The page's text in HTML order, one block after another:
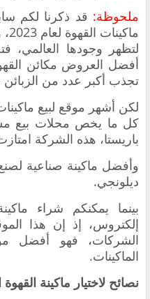
ملحوظة: قد ذكرنا لكم
لتظهر وجودها
أفضل العروض مكائن
تجذب أكبر عدد من الزبائن
لكن أشهر موقع لبيع
كل ما يخص محلات بيع
باريستا، هذه الشركة
وأفضل ماكينة صناعية
ديلونجي.
بينما يمكنكم شراء
إلكتروس، إذ إن هذا
الشركات، فهو أفضل
الماكينات.
نصائح لاختيار ماكينة القهوة